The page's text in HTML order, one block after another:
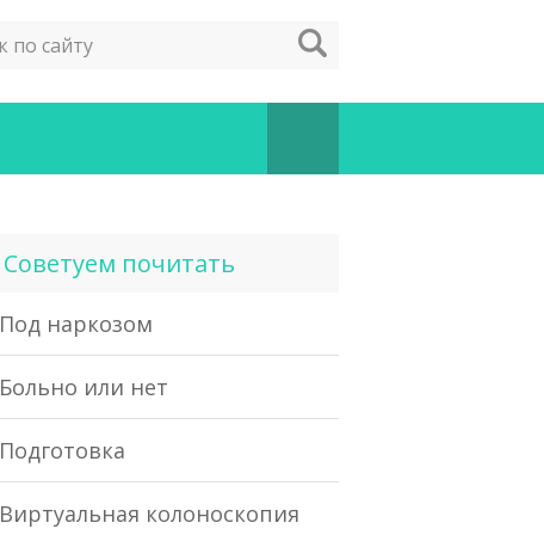
Советуем почитать
Под наркозом
Больно или нет
Подготовка
Виртуальная колоноскопия